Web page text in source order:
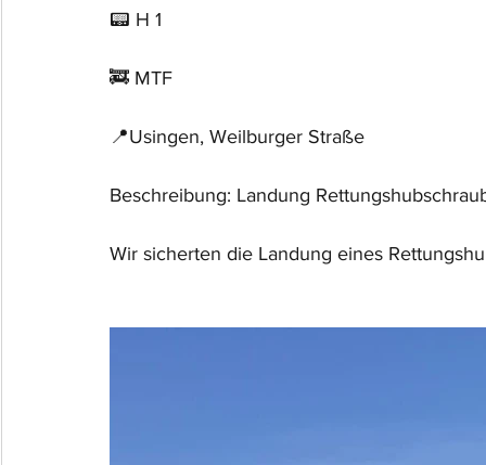
📟 H 1
🚒 MTF
📍Usingen, Weilburger Straße
Beschreibung: Landung
Wir sicherten die Landung eines